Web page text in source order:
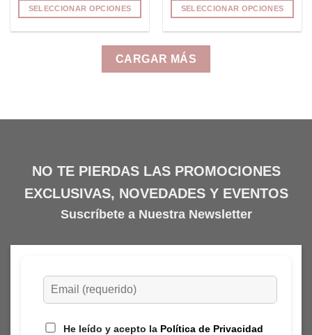
SELECCIONAR OPCIONES
en
página
de
SELECCIONAR OPCIONES
en
página
de
CARGAR MÁS
NO TE PIERDAS LAS PROMOCIONES
EXCLUSIVAS, NOVEDADES Y EVENTOS
Suscríbete a Nuestra Newsletter
He leído y acepto la Política de Privacidad